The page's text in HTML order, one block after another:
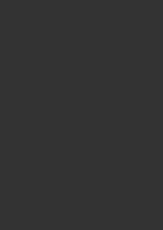
ИЗ ИСКУССТВЕННОЙ ЗАМШИ